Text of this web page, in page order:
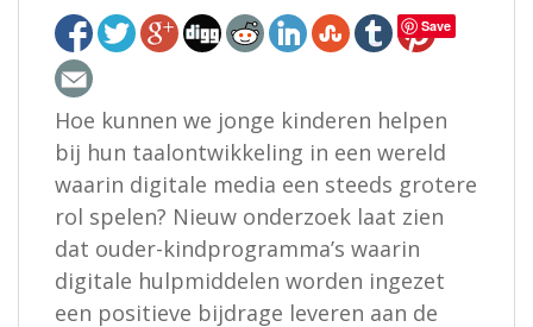
Save
Hoe kunnen we jonge kinderen helpen
bij hun taalontwikkeling in een wereld
waarin digitale media een steeds grotere
rol spelen? Nieuw onderzoek laat zien
dat ouder-kindprogramma’s waarin
digitale hulpmiddelen worden ingezet
een positieve bijdrage leveren aan de